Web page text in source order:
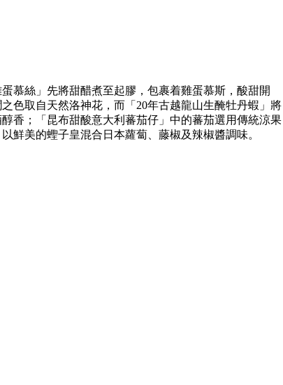
慕絲」先將甜醋煮至起膠，包裹着雞蛋慕斯，酸甜開
色取自天然洛神花，而「20年古越龍山生醃牡丹蝦」將
香；「昆布甜酸意大利蕃茄仔」中的蕃茄選用傳統涼果
鮮美的蟶子皇混合日本蘿蔔、藤椒及辣椒醬調味。